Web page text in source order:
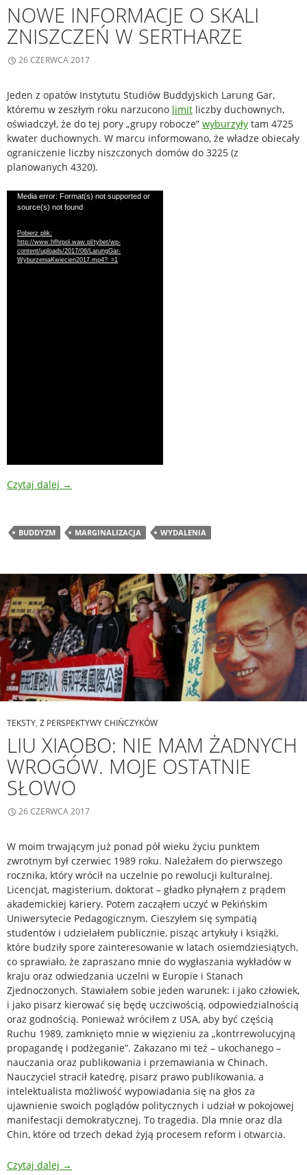
NOWE INFORMACJE O SKALI
ZNISZCZEŃ W SERTHARZE
26 CZERWCA 2017
Jeden z opatów Instytutu Studiów Buddyjskich Larung Gar,
któremu w zeszłym roku narzucono limit liczby duchownych,
oświadczył, że do tej pory „grupy robocze” wyburzyły tam 4725
kwater duchownych. W marcu informowano, że władze obiecały
ograniczenie liczby niszczonych domów do 3225 (z
planowanych 4320).
Odtwarzacz
video
Media error: Format(s) not supported or
source(s) not found
Pobierz plik:
http://www.hfhrpol.waw.pl/tybet/wp-
content/uploads/2017/06/LarungGar-
WyburzeniaKwiecien2017.mp4?_=1
Czytaj dalej →
BUDDYZM MARGINALIZACJA WYDALENIA
TEKSTY, Z PERSPEKTYWY CHIŃCZYKÓW
LIU XIAOBO: NIE MAM ŻADNYCH
WROGÓW. MOJE OSTATNIE
SŁOWO
26 CZERWCA 2017
W moim trwającym już ponad pół wieku życiu punktem
zwrotnym był czerwiec 1989 roku. Należałem do pierwszego
rocznika, który wrócił na uczelnie po rewolucji kulturalnej.
Licencjat, magisterium, doktorat – gładko płynąłem z prądem
akademickiej kariery. Potem zacząłem uczyć w Pekińskim
Uniwersytecie Pedagogicznym. Cieszyłem się sympatią
studentów i udzielałem publicznie, pisząc artykuły i książki,
które budziły spore zainteresowanie w latach osiemdziesiątych,
co sprawiało, że zapraszano mnie do wygłaszania wykładów w
kraju oraz odwiedzania uczelni w Europie i Stanach
Zjednoczonych. Stawiałem sobie jeden warunek: i jako człowiek,
i jako pisarz kierować się będę uczciwością, odpowiedzialnością
oraz godnością. Ponieważ wróciłem z USA, aby być częścią
Ruchu 1989, zamknięto mnie w więzieniu za „kontrrewolucyjną
propagandę i podżeganie”. Zakazano mi też – ukochanego –
nauczania oraz publikowania i przemawiania w Chinach.
Nauczyciel stracił katedrę, pisarz prawo publikowania, a
intelektualista możliwość wypowiadania się na głos za
ujawnienie swoich poglądów politycznych i udział w pokojowej
manifestacji demokratycznej. To tragedia. Dla mnie oraz dla
Chin, które od trzech dekad żyją procesem reform i otwarcia.
Czytaj dalej →